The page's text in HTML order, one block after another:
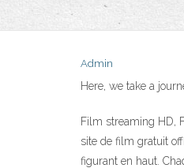
Admin
Here, we take a
Film streaming HD,
site de film gratuit
figurant en haut.